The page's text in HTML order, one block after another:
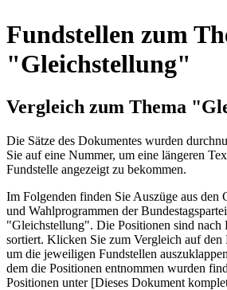
Fundstellen zum
"Gleichstellung"
Vergleich zum Thema
Die Sätze des Dokum­entes wurden
Sie auf eine Nummer, um eine längeren
Fundstelle angezeigt zu bekommen.
Im Folgenden finden Sie Auszüge aus den
und Wahl­program­men der
"Gleichstellung". Die Posi­tionen sind nach
sortiert. Klicken Sie zum Vergleich auf den
um die jeweiligen Fundstellen
dem die Posi­tionen entnommen wurden
Positionen unter [Dieses Dokument